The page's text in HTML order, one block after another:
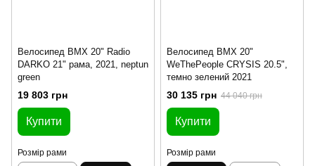
Велосипед BMX 20" Radio
DARKO 21" рама, 2021, neptun
green
19 803 грн
Купити
Розмір рами
Велосипед BMX 20"
WeThePeople CRYSIS 20.5",
темно зелений 2021
30 135 грн 44 040 грн
Купити
Розмір рами